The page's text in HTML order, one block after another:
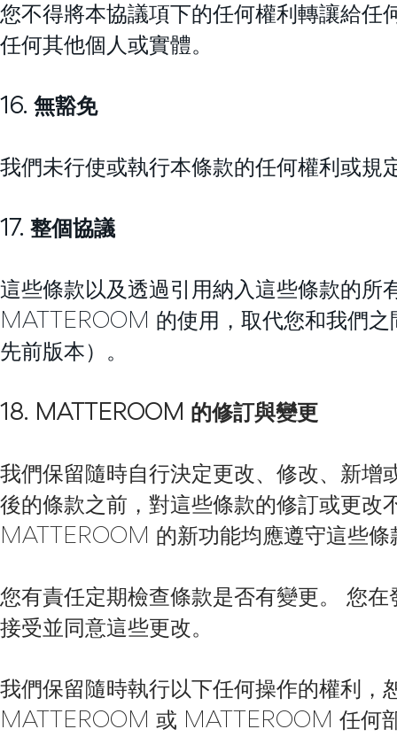
您不得將本協議項下的任何權利轉讓給任
任何其他個人或實體。
16. 無豁免
我們未行使或執行本條款的任何權利或規
17. 整個協議
這些條款以及透過引用納入這些條款的所
MATTEROOM 的使用，取代您和我們
先前版本）。
18. MATTEROOM 的修訂與變更
我們保留隨時自行決定更改、修改、新增
後的條款之前，對這些條款的修訂或更改
MATTEROOM 的新功能均應遵守這些條
您有責任定期檢查條款是否有變更。 您
接受並同意這些更改。
我們保留隨時執行以下任何操作的權利，
MATTEROOM 或 MATTEROOM 任何